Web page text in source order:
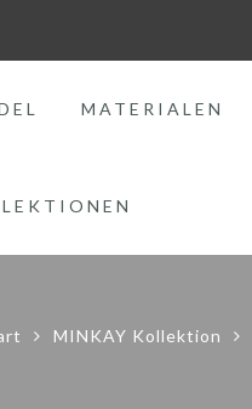
MATERIALEN
MINKAY Kollektion